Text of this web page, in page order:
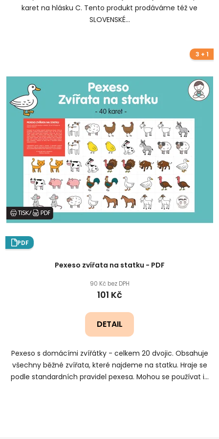
karet na hlásku C. Tento produkt prodáváme též ve
SLOVENSKÉ...
3 + 1
PDF
Pexeso zvířata na statku - PDF
90 Kč bez DPH
101 Kč
DETAIL
Pexeso s domácími zvířátky - celkem 20 dvojic. Obsahuje
všechny běžné zvířata, které najdeme na statku. Hraje se
podle standardních pravidel pexesa. Mohou se používat i...